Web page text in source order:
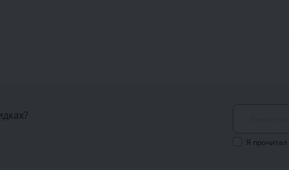
Я прочитал